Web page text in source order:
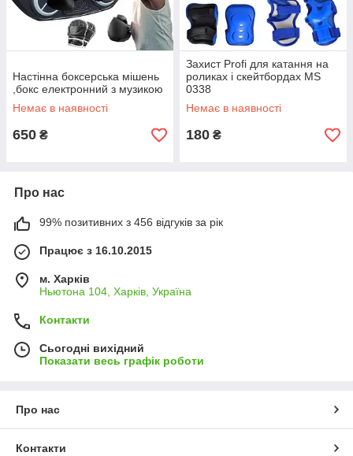
Настінна боксерська мішень
,бокс електронний з музикою
Немає в наявності
650 ₴
Захист Profi для катання на
роликах і скейтбордах MS
0338
Немає в наявності
180 ₴
Про нас
99% позитивних з 456 відгуків за рік
Працює з 16.10.2015
м. Харків
Ньютона 104, Харків, Україна
Контакти
Сьогодні вихідний
Показати весь графік роботи
Про нас
Контакти